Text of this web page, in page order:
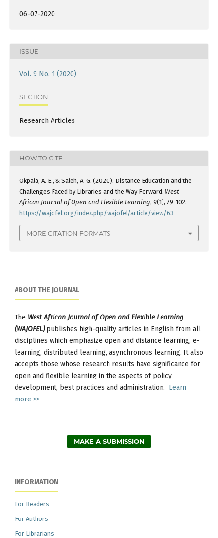
06-07-2020
ISSUE
Vol. 9 No. 1 (2020)
SECTION
Research Articles
HOW TO CITE
Okpala, A. E., & Saleh, A. G. (2020). Distance Education and the
Challenges Faced by Libraries and the Way Forward. West
African Journal of Open and Flexible Learning, 9(1), 79-102.
https://wajofel.org/index.php/wajofel/article/view/63
MORE CITATION FORMATS
ABOUT THE JOURNAL
The West African Journal of Open and Flexible Learning
(WAJOFEL) publishes high-quality articles in English from all
disciplines which emphasize open and distance learning, e-
learning, distributed learning, asynchronous learning. It also
accepts those whose research results have significance for
open and flexible learning in the aspects of policy
development, best practices and administration. Learn
more >>
MAKE A SUBMISSION
INFORMATION
For Readers
For Authors
For Librarians